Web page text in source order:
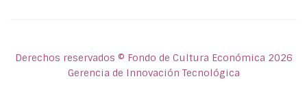
Derechos reservados © Fondo de Cultura Económica 2026
Gerencia de Innovación Tecnológica